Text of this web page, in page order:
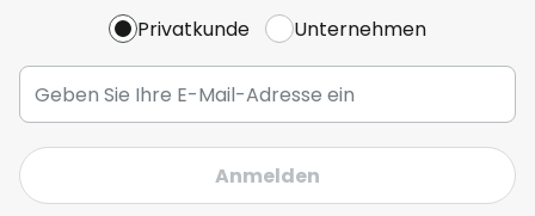
Privatkunde Unternehmen
Anmelden